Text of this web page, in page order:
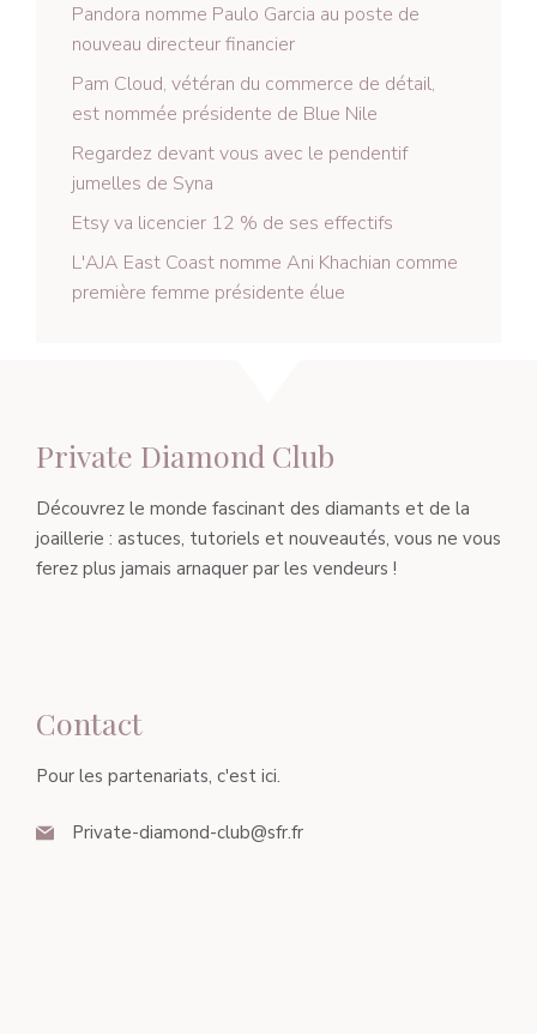
Pandora nomme Paulo Garcia au poste de
nouveau directeur financier
Pam Cloud, vétéran du commerce de détail,
est nommée présidente de Blue Nile
Regardez devant vous avec le pendentif
jumelles de Syna
Etsy va licencier 12 % de ses effectifs
L'AJA East Coast nomme Ani Khachian comme
première femme présidente élue
Private Diamond Club
Découvrez le monde fascinant des diamants et de la
joaillerie : astuces, tutoriels et nouveautés, vous ne vous
ferez plus jamais arnaquer par les vendeurs !
Contact
Pour les partenariats, c'est ici.
Private-diamond-club@sfr.fr